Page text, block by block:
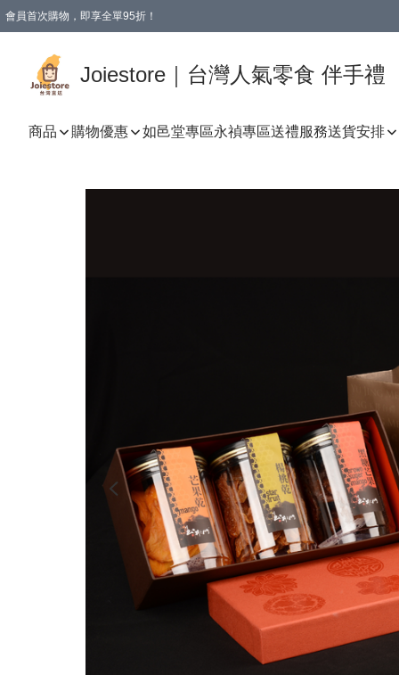
會員首次購物，即享全單95折！
Joiestore｜台灣人氣零食 伴手禮
商品 購物優惠 如邑堂專區永禎專區送禮服務送貨安排